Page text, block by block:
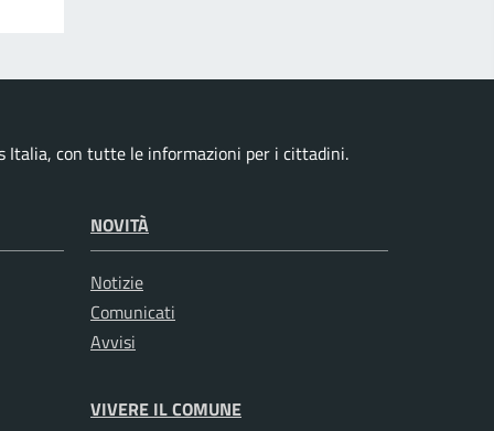
Italia, con tutte le informazioni per i cittadini.
NOVITÀ
Notizie
Comunicati
Avvisi
VIVERE IL COMUNE